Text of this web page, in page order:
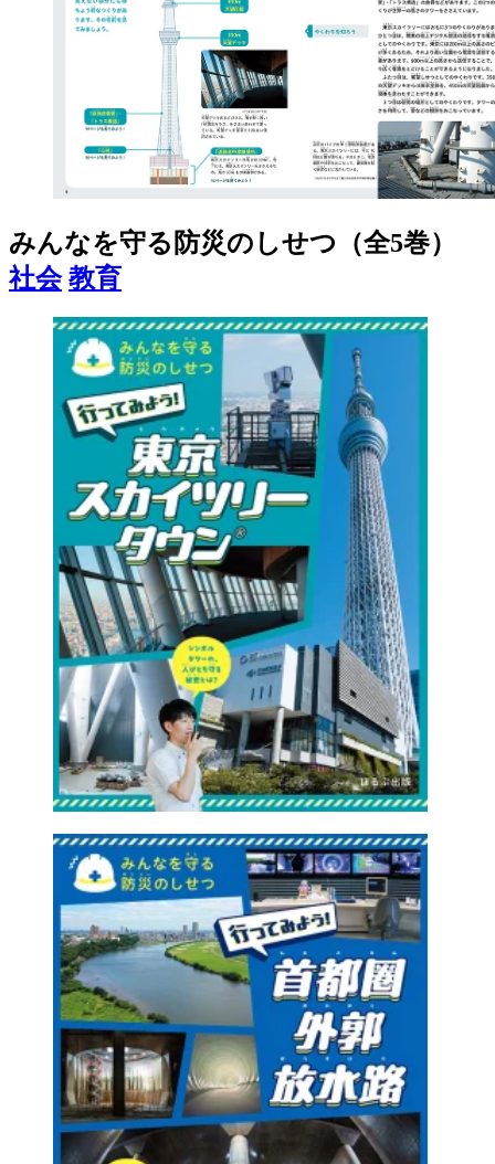
みんなを守る防災のしせつ（全5巻）
社会 教育